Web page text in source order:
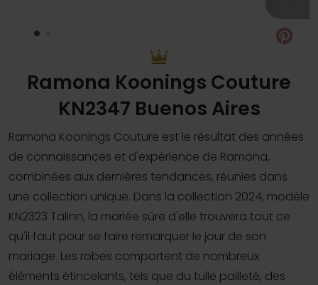
Ramona Koonings Couture
KN2347 Buenos Aires
Ramona Koonings Couture est le résultat des années
de connaissances et d'expérience de Ramona,
combinées aux dernières tendances, réunies dans
une collection unique. Dans la collection 2024, modèle
KN2323 Talinn, la mariée sûre d'elle trouvera tout ce
qu'il faut pour se faire remarquer le jour de son
mariage. Les robes comportent de nombreux
éléments étincelants, tels que du tulle pailleté, des